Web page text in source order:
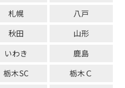
札幌
八戸
秋田
山形
いわき
鹿島
栃木SC
栃木Ｃ